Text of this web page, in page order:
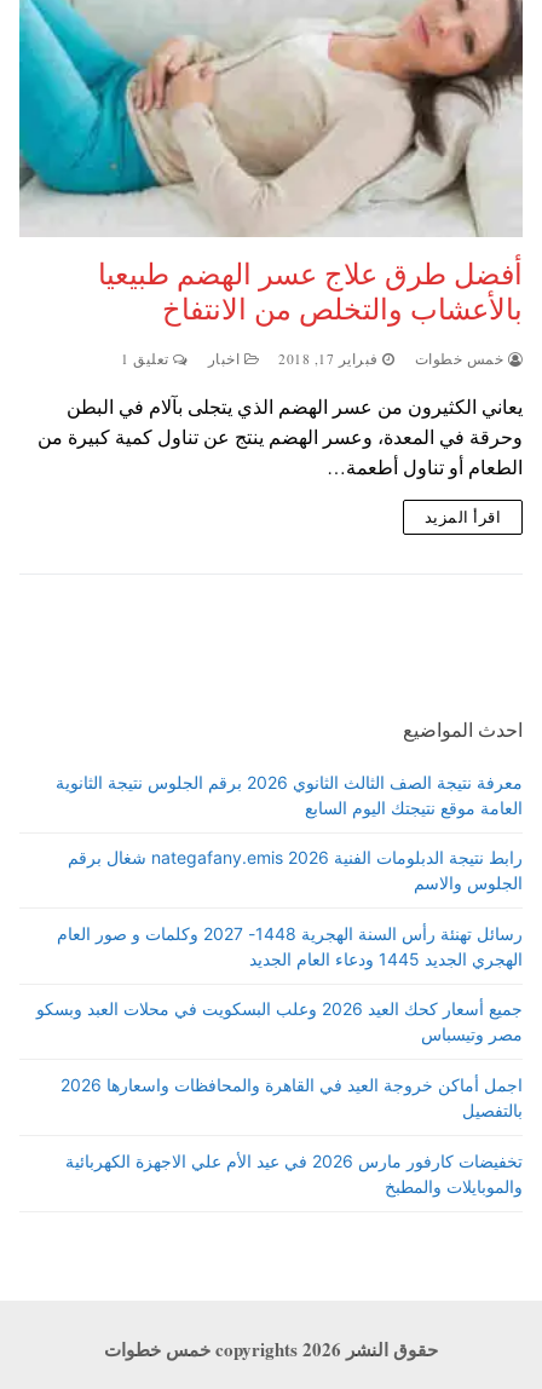
أفضل طرق علاج عسر الهضم طبيعيا
بالأعشاب والتخلص من الانتفاخ
خمس خطوات فبراير 17, 2018 اخبار تعليق 1
يعاني الكثيرون من عسر الهضم الذي يتجلى بآلام في البطن
وحرقة في المعدة، وعسر الهضم ينتج عن تناول كمية كبيرة من
الطعام أو تناول أطعمة…
اقرأ المزيد
احدث المواضيع
معرفة نتيجة الصف الثالث الثانوي 2026 برقم الجلوس نتيجة الثانوية
العامة موقع نتيجتك اليوم السابع
رابط نتيجة الدبلومات الفنية 2026 nategafany.emis شغال برقم
الجلوس والاسم
رسائل تهنئة رأس السنة الهجرية 1448- 2027 وكلمات و صور العام
الهجري الجديد 1445 ودعاء العام الجديد
جميع أسعار كحك العيد 2026 وعلب البسكويت في محلات العبد وبسكو
مصر وتيسباس
اجمل أماكن خروجة العيد في القاهرة والمحافظات واسعارها 2026
بالتفصيل
تخفيضات كارفور مارس 2026 في عيد الأم علي الاجهزة الكهربائية
والموبايلات والمطبخ
حقوق النشر copyrights 2026 خمس خطوات